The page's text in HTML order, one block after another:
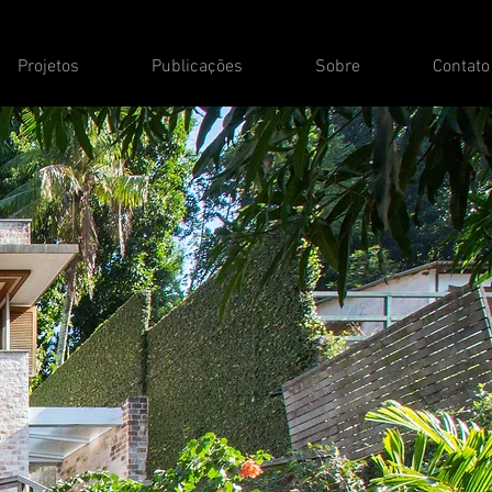
Projetos Publicações Sobre Contato